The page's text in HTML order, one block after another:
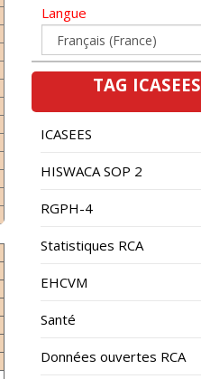
Langue
TAG ICASEES
ICASEES
HISWACA SOP 2
RGPH-4
Statistiques RCA
EHCVM
Santé
Données ouvertes RCA